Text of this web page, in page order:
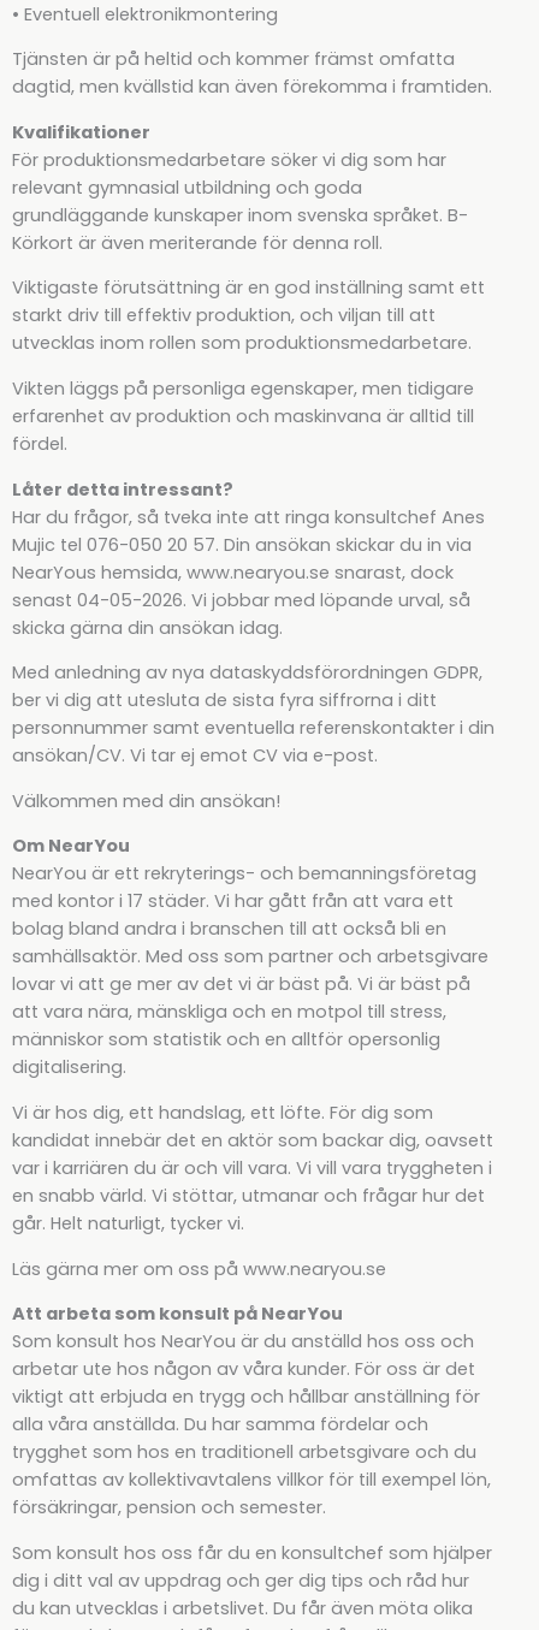
• Eventuell elektronikmontering
Tjänsten är på heltid och kommer främst omfatta
dagtid, men kvällstid kan även förekomma i framtiden.
Kvalifikationer
För produktionsmedarbetare söker vi dig som har
relevant gymnasial utbildning och goda
grundläggande kunskaper inom svenska språket. B-
Körkort är även meriterande för denna roll.
Viktigaste förutsättning är en god inställning samt ett
starkt driv till effektiv produktion, och viljan till att
utvecklas inom rollen som produktionsmedarbetare.
Vikten läggs på personliga egenskaper, men tidigare
erfarenhet av produktion och maskinvana är alltid till
fördel.
Låter detta intressant?
Har du frågor, så tveka inte att ringa konsultchef Anes
Mujic tel 076-050 20 57. Din ansökan skickar du in via
NearYous hemsida, www.nearyou.se snarast, dock
senast 04-05-2026. Vi jobbar med löpande urval, så
skicka gärna din ansökan idag.
Med anledning av nya dataskyddsförordningen GDPR,
ber vi dig att utesluta de sista fyra siffrorna i ditt
personnummer samt eventuella referenskontakter i din
ansökan/CV. Vi tar ej emot CV via e-post.
Välkommen med din ansökan!
Om NearYou
NearYou är ett rekryterings- och bemanningsföretag
med kontor i 17 städer. Vi har gått från att vara ett
bolag bland andra i branschen till att också bli en
samhällsaktör. Med oss som partner och arbetsgivare
lovar vi att ge mer av det vi är bäst på. Vi är bäst på
att vara nära, mänskliga och en motpol till stress,
människor som statistik och en alltför opersonlig
digitalisering.
Vi är hos dig, ett handslag, ett löfte. För dig som
kandidat innebär det en aktör som backar dig, oavsett
var i karriären du är och vill vara. Vi vill vara tryggheten i
en snabb värld. Vi stöttar, utmanar och frågar hur det
går. Helt naturligt, tycker vi.
Läs gärna mer om oss på www.nearyou.se
Att arbeta som konsult på NearYou
Som konsult hos NearYou är du anställd hos oss och
arbetar ute hos någon av våra kunder. För oss är det
viktigt att erbjuda en trygg och hållbar anställning för
alla våra anställda. Du har samma fördelar och
trygghet som hos en traditionell arbetsgivare och du
omfattas av kollektivavtalens villkor för till exempel lön,
försäkringar, pension och semester.
Som konsult hos oss får du en konsultchef som hjälper
dig i ditt val av uppdrag och ger dig tips och råd hur
du kan utvecklas i arbetslivet. Du får även möta olika